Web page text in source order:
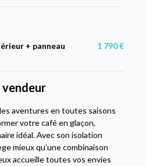
+ panneau
1 790 €
aventures en toutes saisons
votre café en glaçon,
idéal. Avec son isolation
mieux qu’une combinaison
accueille toutes vos envies